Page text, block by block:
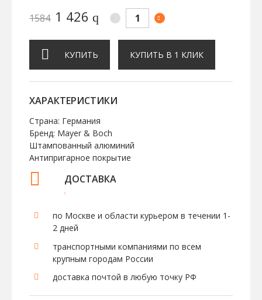
1584 1 426 q
КУПИТЬ КУПИТЬ В 1 КЛИК
ХАРАКТЕРИСТИКИ
Страна: Германия
Бренд: Mayer & Boch
Штампованный алюминий
Антипригарное покрытие
ДОСТАВКА
по Москве и области курьером в течении 1-
2 дней
транспортными компаниями по всем
крупным городам России
доставка почтой в любую точку РФ